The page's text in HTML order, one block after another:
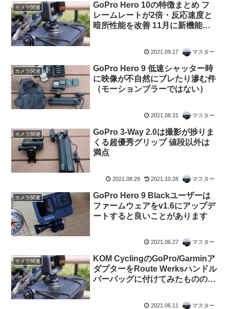
カメラ関連
GoPro Hero 10の特徴まとめ フ
レームレートが2倍・反応速度と
暗所性能を改善 11月に新機能も
2021.09.17 マスター
カメラ関連
GoPro Hero 9 低速シャッター時
に映像が不自然にブレたり滲む件
（モーションブラーではない）
2021.08.31 マスター
カメラ関連
GoPro 3-Way 2.0は撮影が捗りま
くる超優秀グリップ 値段以外は
満点
2021.08.29 2021.10.28 マスター
カメラ関連
GoPro Hero 9 Blackユーザーは
ファームウェアをv1.6にアップデ
ートすると良いことがあります
2021.06.27 マスター
カメラ関連
KOM CyclingのGoPro/Garminア
ダプターをRoute Werksハンドル
バーバッグに付けてみたものの…
2021.06.11 マスター